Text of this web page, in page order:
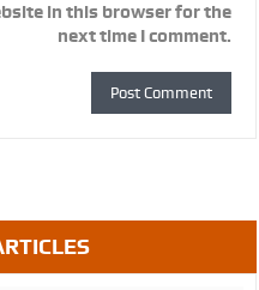
in this browser for the
next time I comment.